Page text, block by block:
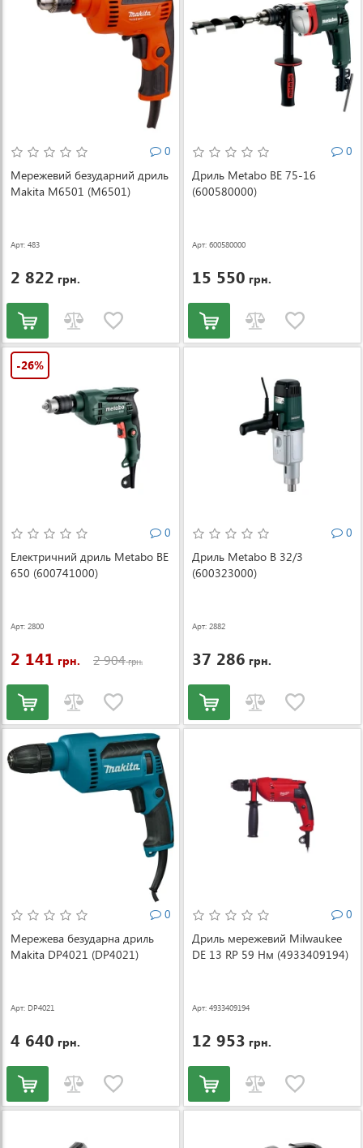
0
Мережевий безударний дриль
Makita M6501 (M6501)
Арт: 483
2 822 грн.
0
Дриль Metabo BE 75-16
(600580000)
Арт: 600580000
15 550 грн.
-26%
0
Електричний дриль Metabo BE
650 (600741000)
Арт: 2800
2 141 грн. 2 904грн.
0
Дриль Metabo B 32/3
(600323000)
Арт: 2882
37 286 грн.
0
Мережева безударна дриль
Makita DP4021 (DP4021)
Арт: DP4021
4 640 грн.
0
Дриль мережевий Milwaukee
DE 13 RP 59 Нм (4933409194)
Арт: 4933409194
12 953 грн.